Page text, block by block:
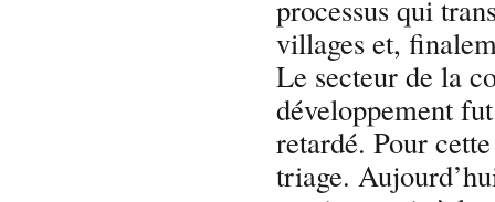
processus qui
villages et,
Le secteur de la
développement
retardé. Pour
triage.